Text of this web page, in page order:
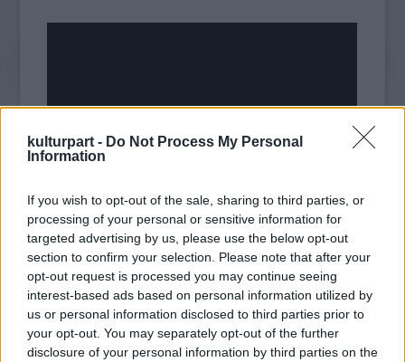
kulturpart - Do Not Process My Personal
Information
If you wish to opt-out of the sale, sharing to third parties, or
processing of your personal or sensitive information for
targeted advertising by us, please use the below opt-out
section to confirm your selection. Please note that after your
opt-out request is processed you may continue seeing
interest-based ads based on personal information utilized by
us or personal information disclosed to third parties prior to
your opt-out. You may separately opt-out of the further
disclosure of your personal information by third parties on the
Fotó MMA Műcsarnok Fotósorozat Kincskereső Képző
Mozgópart